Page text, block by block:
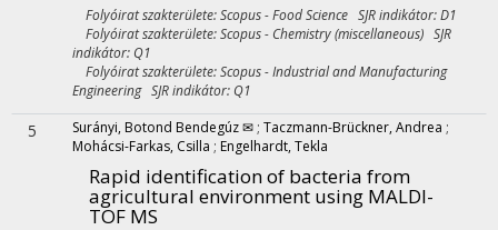
Folyóirat szakterülete: Scopus - Food Science SJR indikátor: D1
Folyóirat szakterülete: Scopus - Chemistry (miscellaneous) SJR
indikátor: Q1
Folyóirat szakterülete: Scopus - Industrial and Manufacturing
Engineering SJR indikátor: Q1
5 Surányi, Botond Bendegúz ✉ ; Taczmann-Brückner, Andrea ;
Mohácsi-Farkas, Csilla ; Engelhardt, Tekla
Rapid identification of bacteria from
agricultural environment using MALDI-
TOF MS